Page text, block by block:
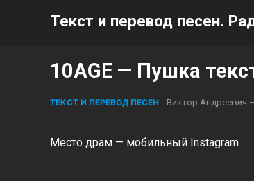
Текст и перевод песен.
10AGE — Пушка
ТЕКСТ И ПЕРЕВОД ПЕСЕН Виктор Андреевич
Место драм — мобильный Instagram